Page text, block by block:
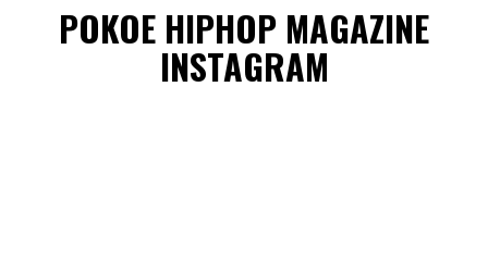
POKOE HIPHOP MAGAZINE
INSTAGRAM